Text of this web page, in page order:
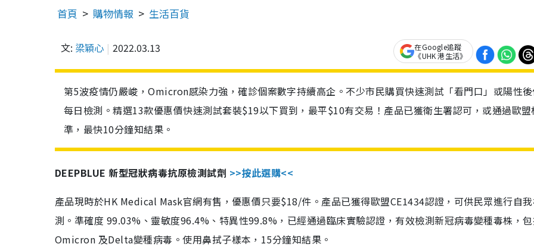
首頁 購物情報 生活百貨
文: 梁穎心 2022.03.13
在Google追蹤
《UHK 港生活》
第5波疫情仍嚴峻，Omicron感染力強，確診個案數字持續高企。不少市民購買快速測試「看門口」或陽性
每日檢測。精選13款優惠價快速測試套裝$19以下買到，最平$10有交易！產品已獲衛生署認可，或通過歐盟
準，最快10分鐘知結果。
DEEPBLUE 新型冠狀病毒抗原檢測試劑 >>按此選購<<
產品現時於HK Medical Mask官網有售，優惠價只要$18/件。產品已獲得歐盟CE1434認證，可供民眾進行自
測。準確度 99.03%、靈敏度96.4%、特異性99.8%，已經通過臨床實驗認證，有效檢測新冠病毒變種毒株，
Omicron 及Delta變種病毒。使用鼻拭子樣本，15分鐘知結果。